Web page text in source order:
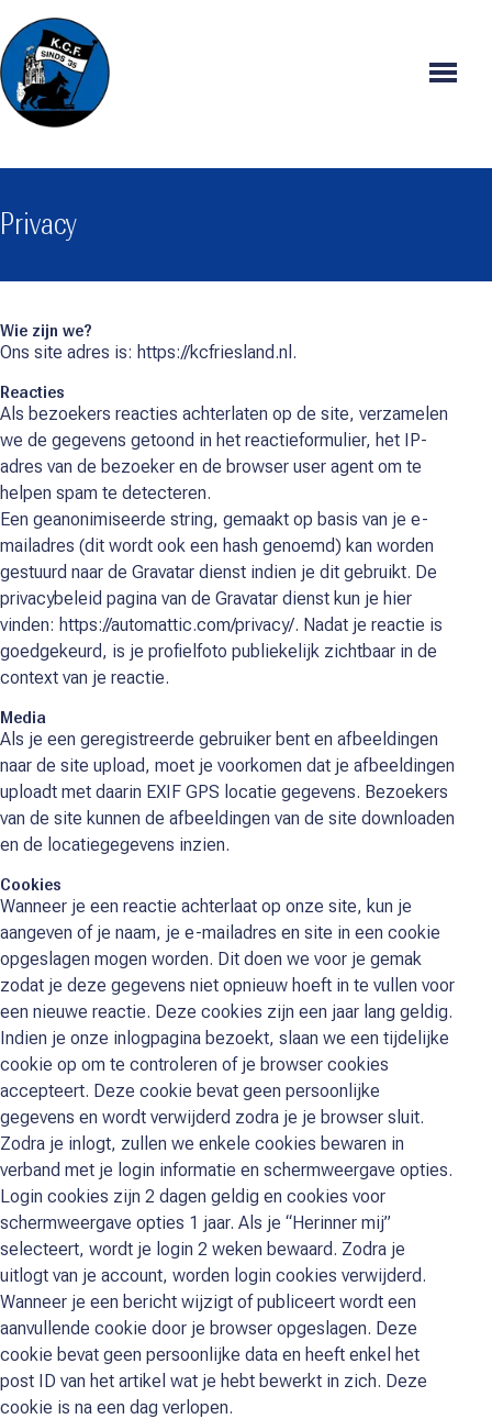
Menu
Privacy
Wie zijn we?
Ons site adres is: https://kcfriesland.nl.
Reacties
Als bezoekers reacties achterlaten op de site, verzamelen
we de gegevens getoond in het reactieformulier, het IP-
adres van de bezoeker en de browser user agent om te
helpen spam te detecteren.
Een geanonimiseerde string, gemaakt op basis van je e-
mailadres (dit wordt ook een hash genoemd) kan worden
gestuurd naar de Gravatar dienst indien je dit gebruikt. De
privacybeleid pagina van de Gravatar dienst kun je hier
vinden: https://automattic.com/privacy/. Nadat je reactie is
goedgekeurd, is je profielfoto publiekelijk zichtbaar in de
context van je reactie.
Media
Als je een geregistreerde gebruiker bent en afbeeldingen
naar de site upload, moet je voorkomen dat je afbeeldingen
uploadt met daarin EXIF GPS locatie gegevens. Bezoekers
van de site kunnen de afbeeldingen van de site downloaden
en de locatiegegevens inzien.
Cookies
Wanneer je een reactie achterlaat op onze site, kun je
aangeven of je naam, je e-mailadres en site in een cookie
opgeslagen mogen worden. Dit doen we voor je gemak
zodat je deze gegevens niet opnieuw hoeft in te vullen voor
een nieuwe reactie. Deze cookies zijn een jaar lang geldig.
Indien je onze inlogpagina bezoekt, slaan we een tijdelijke
cookie op om te controleren of je browser cookies
accepteert. Deze cookie bevat geen persoonlijke
gegevens en wordt verwijderd zodra je je browser sluit.
Zodra je inlogt, zullen we enkele cookies bewaren in
verband met je login informatie en schermweergave opties.
Login cookies zijn 2 dagen geldig en cookies voor
schermweergave opties 1 jaar. Als je “Herinner mij”
selecteert, wordt je login 2 weken bewaard. Zodra je
uitlogt van je account, worden login cookies verwijderd.
Wanneer je een bericht wijzigt of publiceert wordt een
aanvullende cookie door je browser opgeslagen. Deze
cookie bevat geen persoonlijke data en heeft enkel het
post ID van het artikel wat je hebt bewerkt in zich. Deze
cookie is na een dag verlopen.